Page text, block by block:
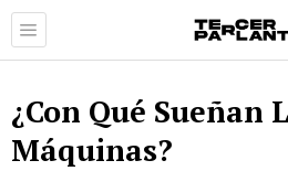
¿Con Qué Sueñan
Máquinas?